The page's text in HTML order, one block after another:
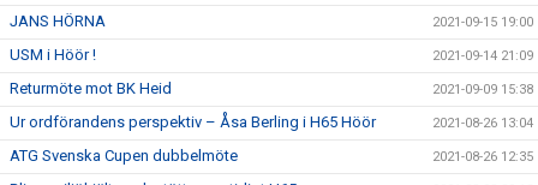
JANS HÖRNA 2021-09-15 19:00
USM i Höör ! 2021-09-14 21:09
Returmöte mot BK Heid 2021-09-09 15:38
Ur ordförandens perspektiv – Åsa Berling i H65 Höör 2021-08-26 13:04
ATG Svenska Cupen dubbelmöte 2021-08-26 12:35